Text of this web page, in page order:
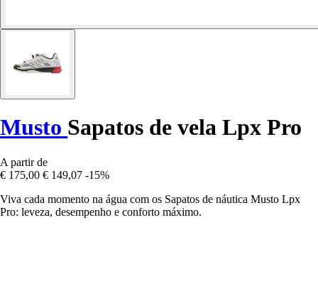
Musto Sapatos de vela Lpx Pro
A partir de
€ 175,00 € 149,07 -15%
Viva cada momento na água com os Sapatos de náutica Musto Lpx
Pro: leveza, desempenho e conforto máximo.